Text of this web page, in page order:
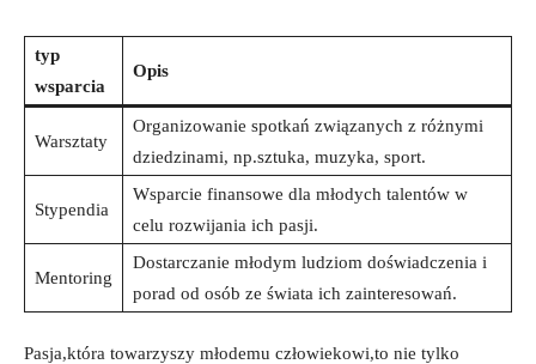
typ
wsparcia
Opis
Warsztaty
Organizowanie spotkań⁤ związanych z ​różnymi
dziedzinami, np.sztuka, muzyka, sport.
Stypendia
Wsparcie finansowe ‌dla młodych talentów ⁢w
celu rozwijania⁣ ich pasji.
Mentoring
Dostarczanie⁣ młodym ludziom doświadczenia ‌i
⁢porad od⁤ osób ‌ze świata ich zainteresowań.
Pasja,która towarzyszy młodemu człowiekowi,to nie ‍tylko